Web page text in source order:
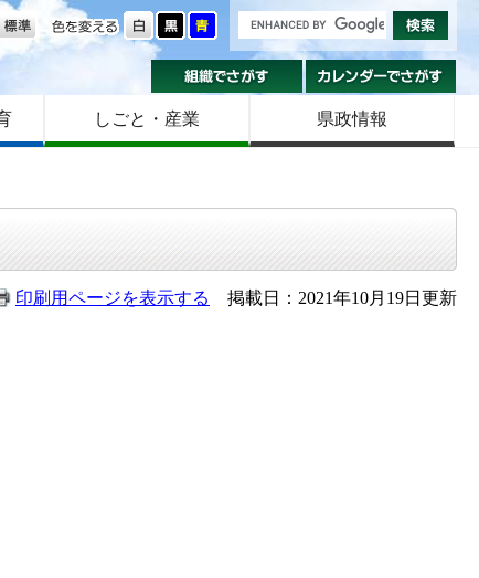
色を変える
きさ
組織でさがす
しごと・産業 県政情報
印刷用ページを表示する 掲載日：2021年10月19日更新